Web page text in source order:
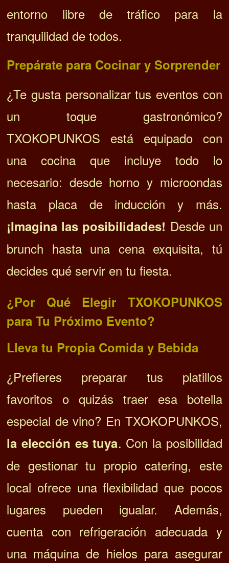
entorno libre de tráfico para la
tranquilidad de todos.
Prepárate para Cocinar y Sorprender
¿Te gusta personalizar tus eventos con
un toque gastronómico?
TXOKOPUNKOS está equipado con
una cocina que incluye todo lo
necesario: desde horno y microondas
hasta placa de inducción y más.
¡Imagina las posibilidades! Desde un
brunch hasta una cena exquisita, tú
decides qué servir en tu fiesta.
¿Por Qué Elegir TXOKOPUNKOS
para Tu Próximo Evento?
Lleva tu Propia Comida y Bebida
¿Prefieres preparar tus platillos
favoritos o quizás traer esa botella
especial de vino? En TXOKOPUNKOS,
la elección es tuya. Con la posibilidad
de gestionar tu propio catering, este
local ofrece una flexibilidad que pocos
lugares pueden igualar. Además,
cuenta con refrigeración adecuada y
una máquina de hielos para asegurar